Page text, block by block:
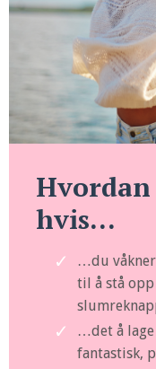
hvis...
…du
til å stå
…det å
fantastisk,